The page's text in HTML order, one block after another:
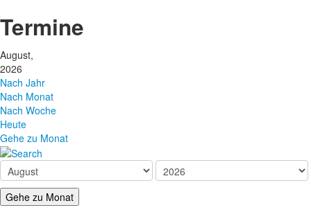
Termine
August,
2026
Nach Jahr
Nach Monat
Nach Woche
Heute
Gehe zu Monat
Gehe zu Monat